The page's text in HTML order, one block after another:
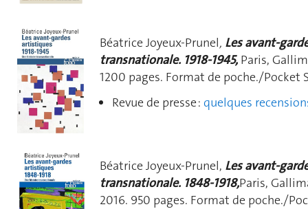
Béatrice Joyeux-Prunel, Les avant-
transnationale. 1918-1945, Paris,
1200 pages. Format de poche./Pocket
Revue de presse : quelques
Béatrice Joyeux-Prunel, Les avant-
transnationale. 1848-1918,Paris,
2016. 950 pages. Format de poche./